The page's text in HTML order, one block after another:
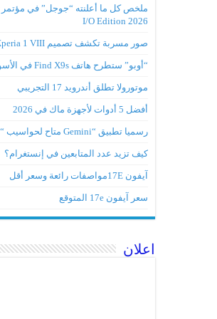
I/O Edition 2026
صور مسربة تكشف تصميم Xperia 1 VIII الجديد
“أوبو” ستطرح هاتف Find X9s في الأسواق العالمية
موتورولا تطلق أندرويد 17 التجريبي
أفضل 5 أدوات لأجهزة ماك في 2026
رسميا تطبيق “Gemini متاح لحواسيب “ماك”
كيف تزيد عدد المتابعين في إنستغرام؟
آيفون 17Eمواصفات رائعة وسعر أقل
سعر آيفون 17e المتوقع
اعلان